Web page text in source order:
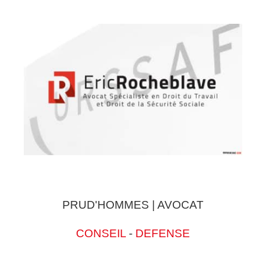
PRUD'HOMMES | AVOCAT
CONSEIL - DEFENSE